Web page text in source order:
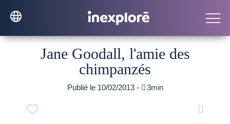
Jane Goodall, l'amie des
chimpanzés
Publié le 10/02/2013 - 3min
